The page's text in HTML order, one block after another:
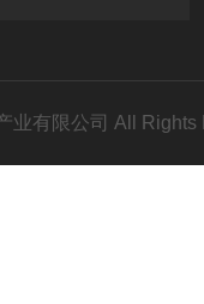
业有限公司 All